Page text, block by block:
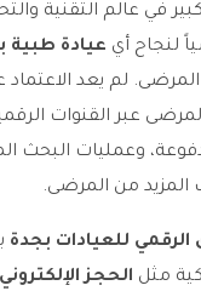
في عالم التقنية
لنجاح أي عيادة طبية
لم يعد الاعتماد
عبر القنوات
وعمليات البحث
المزيد من المرضى.
الرقمي للعيادات بجدة
مثل الحجز الإلكتروني